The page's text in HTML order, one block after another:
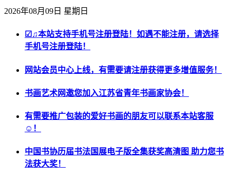
2026年08月09日 星期日
☑♫本站支持手机号注册登陆！如遇不能注册，请选择
手机号注册登陆！
网站会员中心上线，有需要请注册获得更多增值服务！
书画艺术网邀您加入江苏省青年书画家协会！
有需要推广包装的爱好书画的朋友可以联系本站客服
☺！
中国书协历届书法国展电子版全集获奖高清图 助力您书
法获大奖！